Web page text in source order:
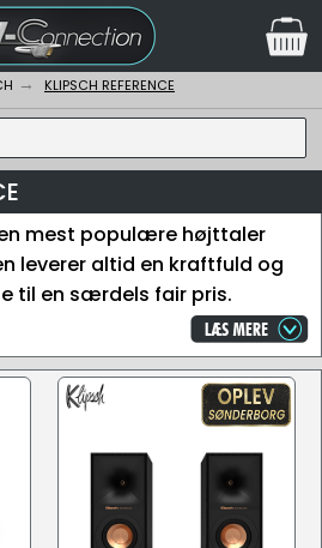
KLIPSCH REFERENCE
mest populære højttaler
leverer altid en kraftfuld og
til en særdels fair pris.